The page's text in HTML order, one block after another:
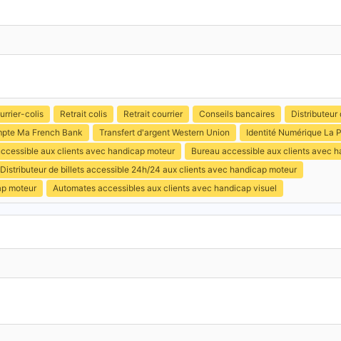
colis Retrait colis Retrait courrier Conseils bancaires
Distributeur
Ma French Bank Transfert d'argent Western Union
Identité Numérique La
aux clients avec handicap moteur
Bureau accessible aux clients avec
Distributeur de billets accessible 24h/24 aux clients avec handicap moteur
moteur
Automates accessibles aux clients avec handicap visuel